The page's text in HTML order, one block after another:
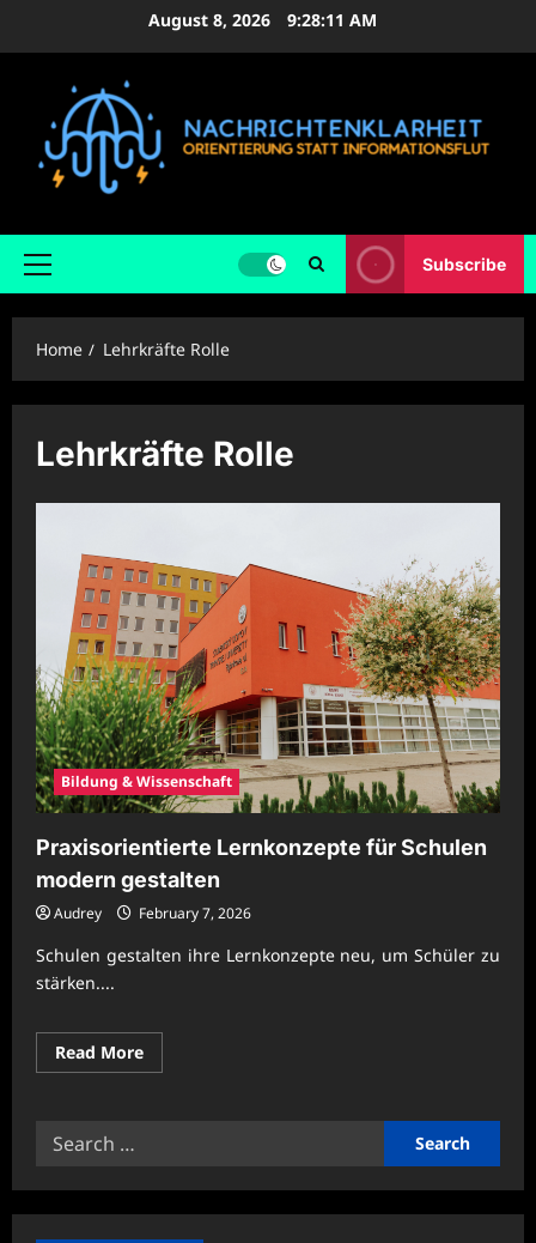
August 8, 2026 9:28:12 AM
Primary
Subscribe
Home Lehrkräfte Rolle
Lehrkräfte Rolle
Bildung & Wissenschaft
Praxisorientierte Lernkonzepte für Schulen
modern gestalten
Audrey February 7, 2026
Schulen gestalten ihre Lernkonzepte neu, um Schüler zu
stärken....
Read MoreRead
more
Search